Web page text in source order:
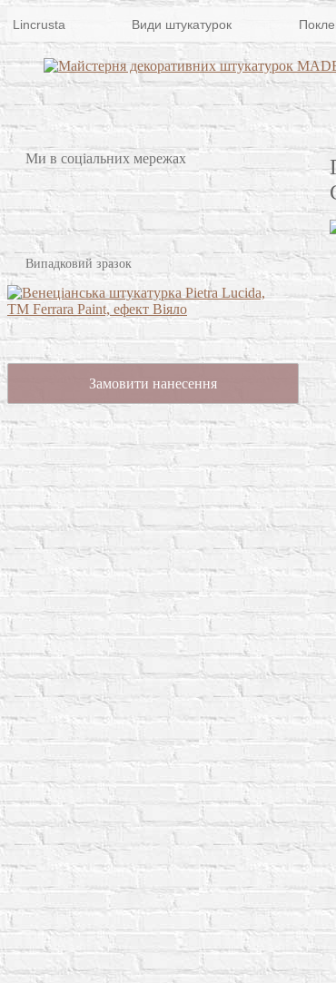
Lincrusta Види штукатурок
Ми в соціальних мережах
Випадковий зразок
Замовити нанесення